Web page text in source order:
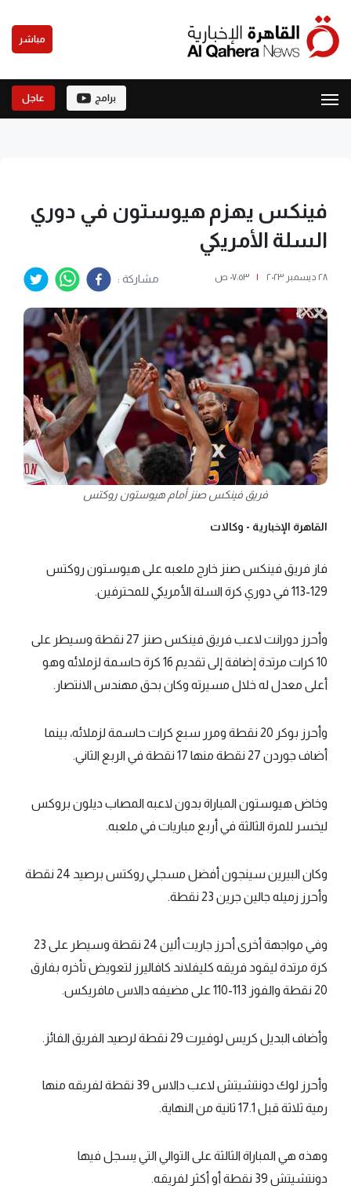
مباشر
برامج عاجل
فينكس يهزم هيوستون في دوري
السلة الأمريكي
٢٨ ديسمبر ٢٠٢٣ | ٠٧:٥٣ ص مشاركة :
فريق فينكس صنز أمام هيوستون روكتس
القاهرة الإخبارية - وكالات
فاز فريق فينكس صنز خارج ملعبه على هيوستون روكتس
129-113 في دوري كرة السلة الأمريكي للمحترفين.
وأحرز دورانت لاعب فريق فينكس صنز 27 نقطة وسيطر على
10 كرات مرتدة إضافة إلى تقديم 16 كرة حاسمة لزملائه وهو
أعلى معدل له خلال مسيرته وكان بحق مهندس الانتصار.
وأحرز بوكر 20 نقطة ومرر سبع كرات حاسمة لزملائه، بينما
أضاف جوردن 27 نقطة منها 17 نقطة في الربع الثاني.
وخاض هيوستون المباراة بدون لاعبه المصاب ديلون بروكس
ليخسر للمرة الثالثة في أربع مباريات في ملعبه.
وكان البيرين سينجون أفضل مسجلي روكتس برصيد 24 نقطة
وأحرز زميله جالين جرين 23 نقطة.
وفي مواجهة أخرى أحرز جاريت ألين 24 نقطة وسيطر على 23
كرة مرتدة ليقود فريقه كليفلاند كافاليرز لتعويض تأخره بفارق
20 نقطة والفوز 113-110 على مضيفه دالاس مافريكس.
وأضاف البديل كريس لوفيرت 29 نقطة لرصيد الفريق الفائز.
وأحرز لوك دونتشيتش لاعب دالاس 39 نقطة لفريقه منها
رمية ثلاثة قبل 17.1 ثانية من النهاية.
وهذه هي المباراة الثالثة على التوالي التي يسجل فيها
دونتشيتش 39 نقطة أو أكثر لفريقه.